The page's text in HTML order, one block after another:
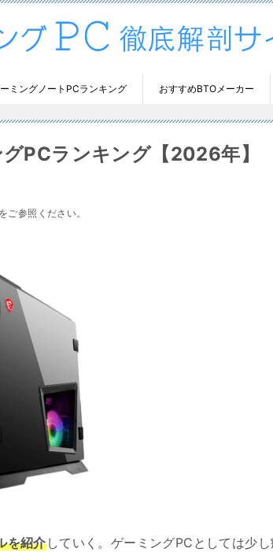
ミングノートPCランキング おすすめBTOメーカー
PCランキング【2026年】
をご参照ください。
を紹介していく。ゲーミングPCとしては少